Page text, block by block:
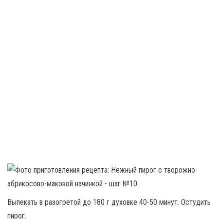
Выпекать в разогретой до 180 г духовке 40-50 минут. Остудить
пирог.